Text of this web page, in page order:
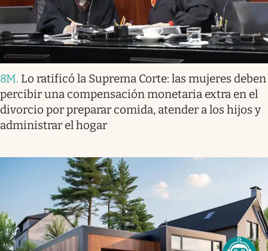
8M. Lo ratificó la Suprema Corte: las mujeres deben
percibir una compensación monetaria extra en el
divorcio por preparar comida, atender a los hijos y
administrar el hogar